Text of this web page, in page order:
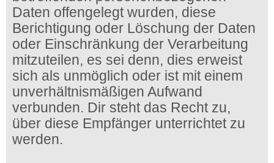
Daten offengelegt wurden, diese
Berichtigung oder Löschung der Daten
oder Einschränkung der Verarbeitung
mitzuteilen, es sei denn, dies erweist
sich als unmöglich oder ist mit einem
unverhältnismäßigen Aufwand
verbunden. Dir steht das Recht zu,
über diese Empfänger unterrichtet zu
werden.